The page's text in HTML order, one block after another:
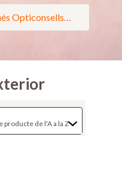
Opticonsells…